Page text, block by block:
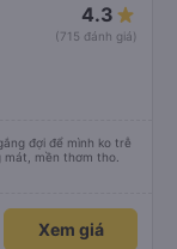
4.3
(715 đánh giá)
đợi để mình ko trễ
mền thơm tho.
Xem giá